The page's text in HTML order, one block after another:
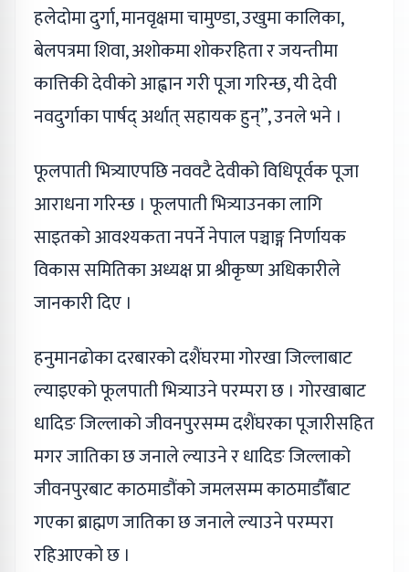
हलेदोमा दुर्गा, मानवृक्षमा चामुण्डा, उखुमा कालिका,
बेलपत्रमा शिवा, अशोकमा शोकरहिता र जयन्तीमा
कात्तिकी देवीको आह्वान गरी पूजा गरिन्छ, यी देवी
नवदुर्गाका पार्षद् अर्थात् सहायक हुन्”, उनले भने ।
फूलपाती भित्र्याएपछि नववटै देवीको विधिपूर्वक पूजा
आराधना गरिन्छ । फूलपाती भित्र्याउनका लागि
साइतको आवश्यकता नपर्ने नेपाल पञ्चाङ्ग निर्णायक
विकास समितिका अध्यक्ष प्रा श्रीकृष्ण अधिकारीले
जानकारी दिए ।
हनुमानढोका दरबारको दशैंघरमा गोरखा जिल्लाबाट
ल्याइएको फूलपाती भित्र्याउने परम्परा छ । गोरखाबाट
धादिङ जिल्लाको जीवनपुरसम्म दशैंघरका पूजारीसहित
मगर जातिका छ जनाले ल्याउने र धादिङ जिल्लाको
जीवनपुरबाट काठमाडौंको जमलसम्म काठमाडौँबाट
गएका ब्राह्मण जातिका छ जनाले ल्याउने परम्परा
रहिआएको छ ।